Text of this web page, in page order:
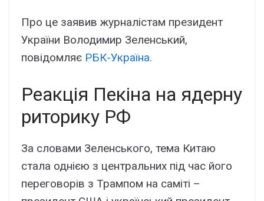
Про це заявив журналістам президент
України Володимир Зеленський,
повідомляє РБК-Україна.
Реакція Пекіна на ядерну
риторику РФ
За словами Зеленського, тема Китаю
стала однією з центральних під час його
переговорів з Трампом на саміті –